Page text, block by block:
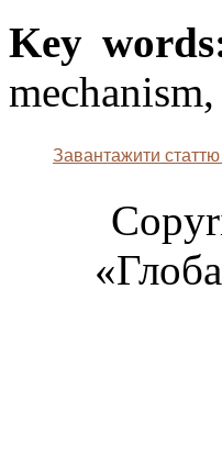
Key
Завантажити